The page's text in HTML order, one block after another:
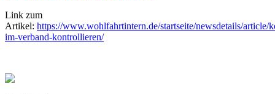
Link zum
Artikel: https://www.wohlfahrtintern.de/startseite/newsdetails/article/
im-verband-kontrollieren/